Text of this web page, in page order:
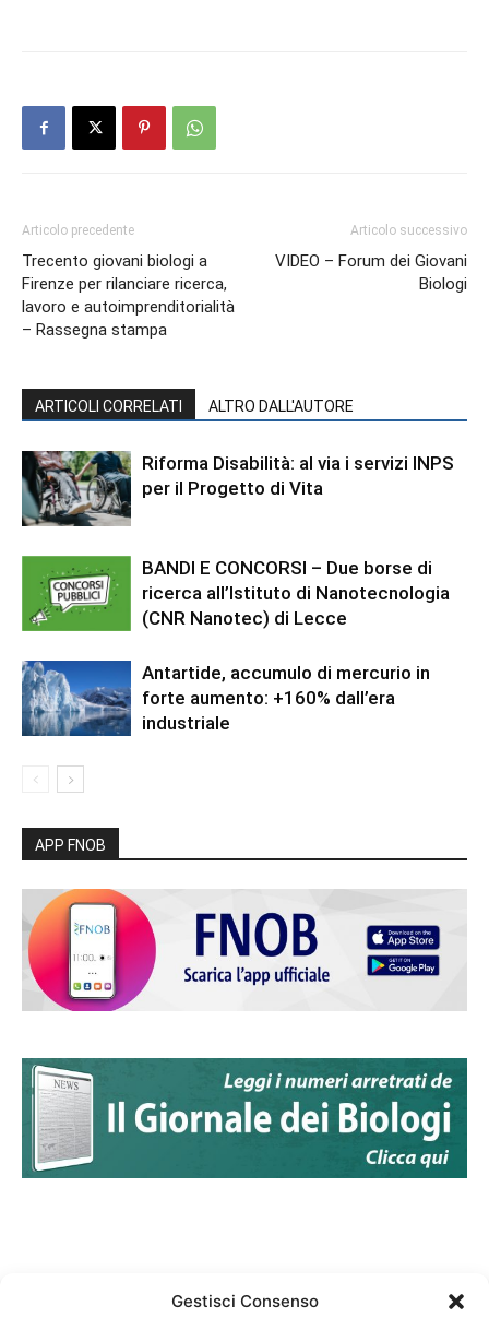
Gestisci Consenso
Articolo precedente
Trecento giovani biologi a
Firenze per rilanciare ricerca,
lavoro e autoimprenditorialità
– Rassegna stampa
Articolo successivo
VIDEO – Forum dei Giovani
Biologi
ARTICOLI CORRELATI ALTRO DALL'AUTORE
Riforma Disabilità: al via i servizi INPS
per il Progetto di Vita
BANDI E CONCORSI – Due borse di
ricerca all’Istituto di Nanotecnologia
(CNR Nanotec) di Lecce
Antartide, accumulo di mercurio in
forte aumento: +160% dall’era
industriale
APP FNOB